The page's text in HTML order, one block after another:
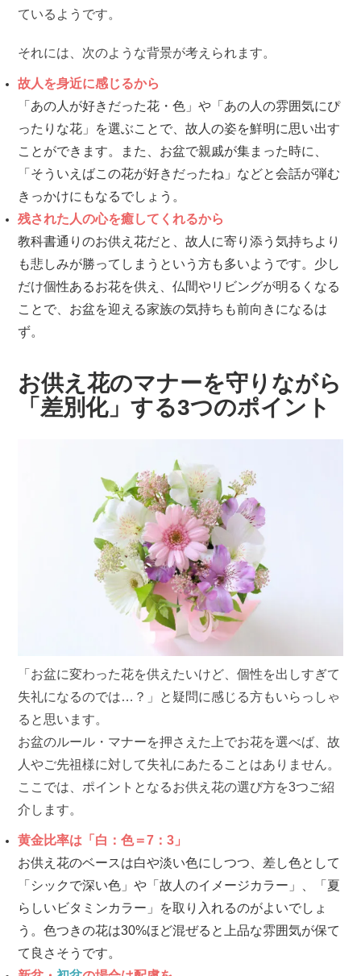
ているようです。
それには、次のような背景が考えられます。
故人を身近に感じるから
「あの人が好きだった花・色」や「あの人の雰囲気にぴ
ったりな花」を選ぶことで、故人の姿を鮮明に思い出す
ことができます。また、お盆で親戚が集まった時に、
「そういえばこの花が好きだったね」などと会話が弾む
きっかけにもなるでしょう。
残された人の心を癒してくれるから
教科書通りのお供え花だと、故人に寄り添う気持ちより
も悲しみが勝ってしまうという方も多いようです。少し
だけ個性あるお花を供え、仏間やリビングが明るくなる
ことで、お盆を迎える家族の気持ちも前向きになるは
ず。
お供え花のマナーを守りながら
「差別化」する3つのポイント
「お盆に変わった花を供えたいけど、個性を出しすぎて
失礼になるのでは…？」と疑問に感じる方もいらっしゃ
ると思います。
お盆のルール・マナーを押さえた上でお花を選べば、故
人やご先祖様に対して失礼にあたることはありません。
ここでは、ポイントとなるお供え花の選び方を3つご紹
介します。
黄金比率は「白：色＝7：3」
お供え花のベースは白や淡い色にしつつ、差し色として
「シックで深い色」や「故人のイメージカラー」、「夏
らしいビタミンカラー」を取り入れるのがよいでしょ
う。色つきの花は30%ほど混ぜると上品な雰囲気が保て
て良さそうです。